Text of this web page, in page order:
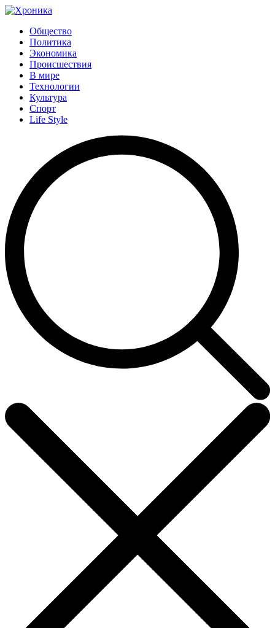
Общество
Политика
Экономика
Происшествия
В мире
Технологии
Культура
Спорт
Life Style